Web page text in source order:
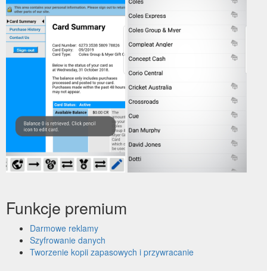
Funkcje premium
Darmowe reklamy
Szyfrowanie danych
Tworzenie kopii zapasowych i przywracanie